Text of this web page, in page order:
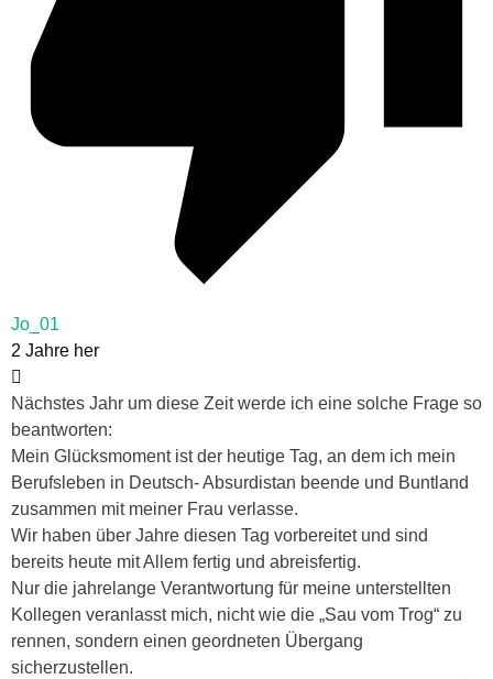
Jo_01
2 Jahre her
Nächstes Jahr um diese Zeit werde ich eine solche Frage so
beantworten:
Mein Glücksmoment ist der heutige Tag, an dem ich mein
Berufsleben in Deutsch- Absurdistan beende und Buntland
zusammen mit meiner Frau verlasse.
Wir haben über Jahre diesen Tag vorbereitet und sind
bereits heute mit Allem fertig und abreisfertig.
Nur die jahrelange Verantwortung für meine unterstellten
Kollegen veranlasst mich, nicht wie die „Sau vom Trog“ zu
rennen, sondern einen geordneten Übergang
sicherzustellen.